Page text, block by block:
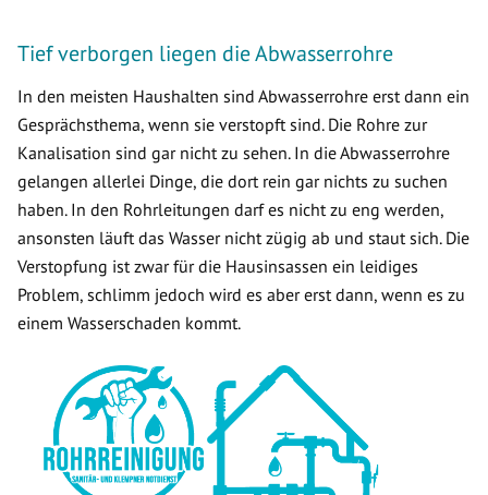
Tief verborgen liegen die Abwasserrohre
In den meisten Haushalten sind Abwasserrohre erst dann ein
Gesprächsthema, wenn sie verstopft sind. Die Rohre zur
Kanalisation sind gar nicht zu sehen. In die Abwasserrohre
gelangen allerlei Dinge, die dort rein gar nichts zu suchen
haben. In den Rohrleitungen darf es nicht zu eng werden,
ansonsten läuft das Wasser nicht zügig ab und staut sich. Die
Verstopfung ist zwar für die Hausinsassen ein leidiges
Problem, schlimm jedoch wird es aber erst dann, wenn es zu
einem Wasserschaden kommt.